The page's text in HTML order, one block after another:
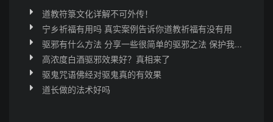
道教符箓文化详解不可外传！
宁乡祈福有用吗 真实案例告诉你道教祈福有没有用
驱邪有什么方法 分享一些很简单的驱邪之法 保护我...
高浓度白酒驱邪效果好？真相来了
驱鬼咒语佛经对驱鬼真的有效果
道长做的法术好吗